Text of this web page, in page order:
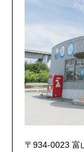
〒934-0023 富